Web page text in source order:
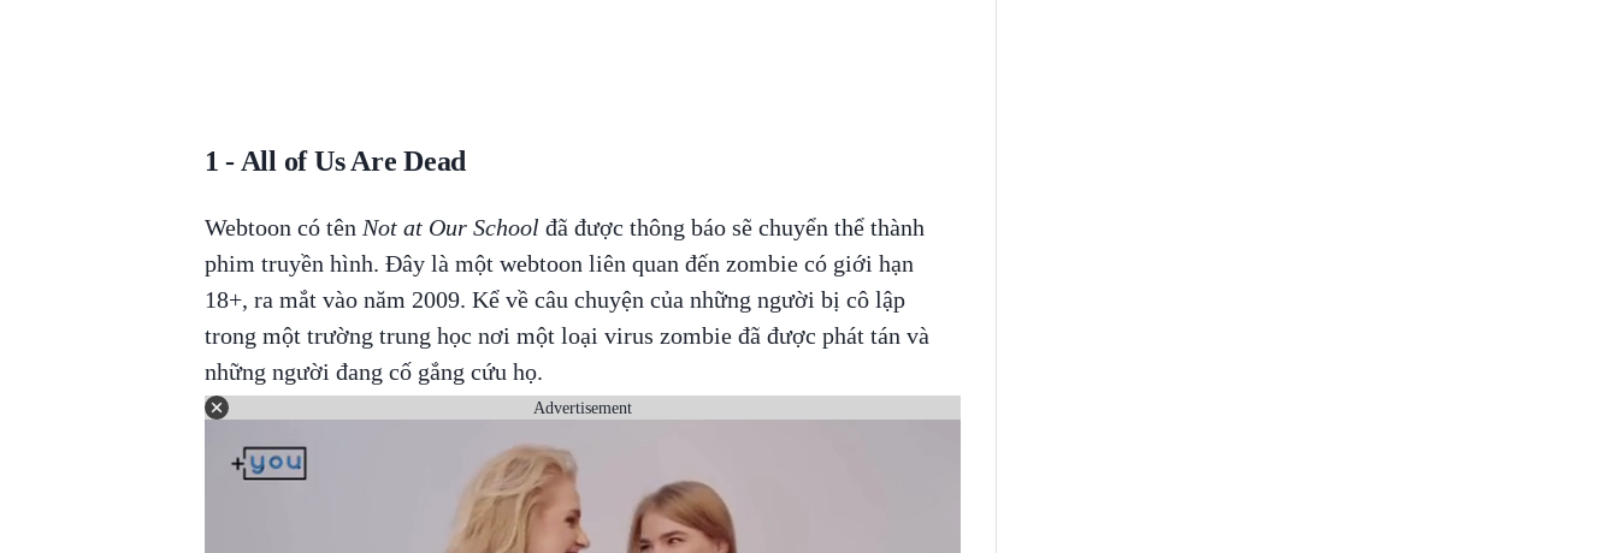
1 - All of Us Are Dead
Webtoon có tên Not at Our School đã được thông báo sẽ chuyển thể thành
phim truyền hình. Đây là một webtoon liên quan đến zombie có giới hạn
18+, ra mắt vào năm 2009. Kể về câu chuyện của những người bị cô lập
trong một trường trung học nơi một loại virus zombie đã được phát tán và
những người đang cố gắng cứu họ.
Advertisement